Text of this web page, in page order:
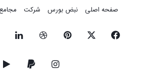
صفحه اصلی
نبض بورس شرکت مجامع
فیسبوک ایکس پینتریستدریبببل
اینستاگرامپی‌پال